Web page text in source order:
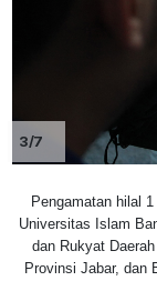
3/7
Pengamatan hilal
Universitas Islam
dan Rukyat
Provinsi Jabar, dan